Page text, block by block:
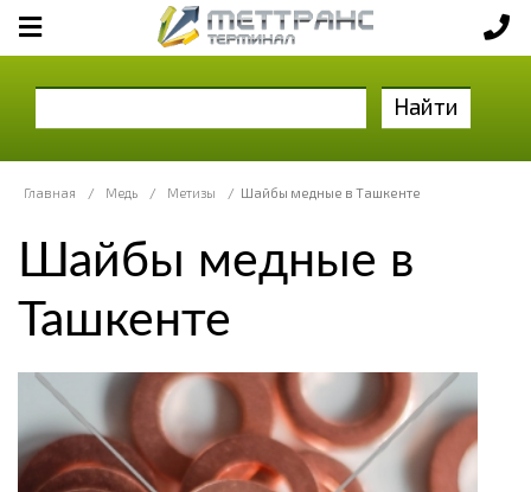
Найти
Главная / Медь / Метизы / Шайбы медные в Ташкенте
Шайбы медные в
Ташкенте